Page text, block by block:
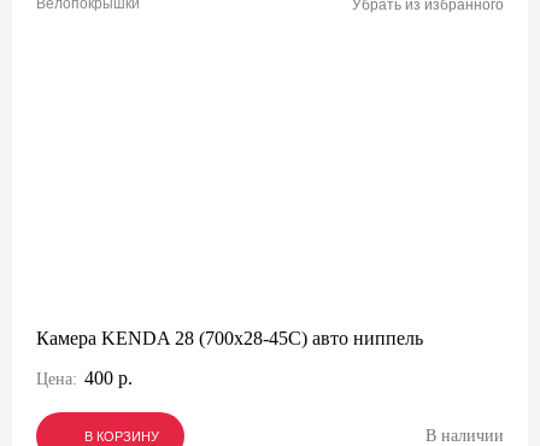
Велопокрышки Убрать из избранного
Камера KENDA 28 (700x28-45C) авто ниппель
Цена: 400 р.
В КОРЗИНУ
В КОРЗИНУ
В КОРЗИНУ В наличии